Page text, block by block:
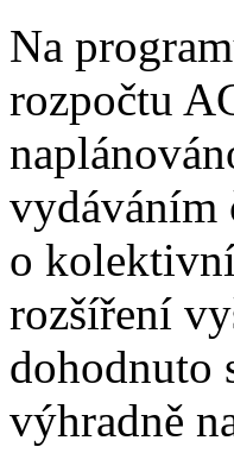
Na
rozpočtu
vydáváním
o
rozšíření
dohodnuto
výhradně